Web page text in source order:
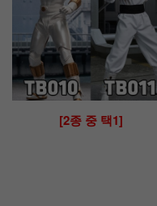
[2종 중 택1]